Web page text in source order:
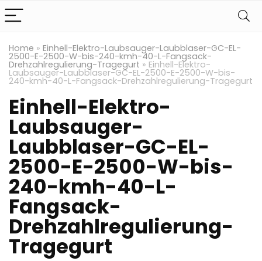
Home » Einhell-Elektro-Laubsauger-Laubblaser-GC-EL-
2500-E-2500-W-bis-240-kmh-40-L-Fangsack-
Drehzahlregulierung-Tragegurt » Einhell-Elektro-
Laubsauger-Laubblaser-GC-EL-2500-E-2500-W-bis-
240-kmh-40-L-Fangsack-Drehzahlregulierung-Tragegurt
Einhell-Elektro-
Laubsauger-
Laubblaser-GC-EL-
2500-E-2500-W-bis-
240-kmh-40-L-
Fangsack-
Drehzahlregulierung-
Tragegurt